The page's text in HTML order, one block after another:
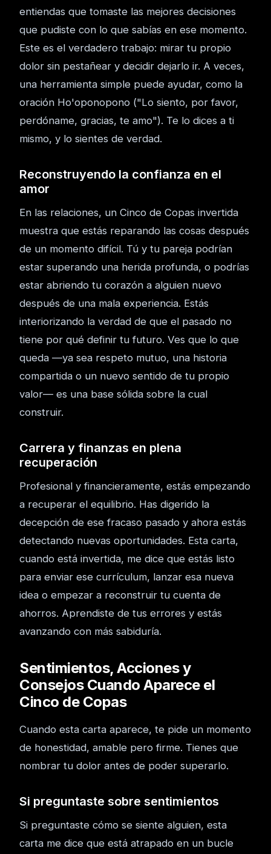
entiendas que tomaste las mejores decisiones
que pudiste con lo que sabías en ese momento.
Este es el verdadero trabajo: mirar tu propio
dolor sin pestañear y decidir dejarlo ir. A veces,
una herramienta simple puede ayudar, como la
oración Ho'oponopono ("Lo siento, por favor,
perdóname, gracias, te amo"). Te lo dices a ti
mismo, y lo sientes de verdad.
Reconstruyendo la confianza en el
amor
En las relaciones, un Cinco de Copas invertida
muestra que estás reparando las cosas después
de un momento difícil. Tú y tu pareja podrían
estar superando una herida profunda, o podrías
estar abriendo tu corazón a alguien nuevo
después de una mala experiencia. Estás
interiorizando la verdad de que el pasado no
tiene por qué definir tu futuro. Ves que lo que
queda —ya sea respeto mutuo, una historia
compartida o un nuevo sentido de tu propio
valor— es una base sólida sobre la cual
construir.
Carrera y finanzas en plena
recuperación
Profesional y financieramente, estás empezando
a recuperar el equilibrio. Has digerido la
decepción de ese fracaso pasado y ahora estás
detectando nuevas oportunidades. Esta carta,
cuando está invertida, me dice que estás listo
para enviar ese currículum, lanzar esa nueva
idea o empezar a reconstruir tu cuenta de
ahorros. Aprendiste de tus errores y estás
avanzando con más sabiduría.
Sentimientos, Acciones y
Consejos Cuando Aparece el
Cinco de Copas
Cuando esta carta aparece, te pide un momento
de honestidad, amable pero firme. Tienes que
nombrar tu dolor antes de poder superarlo.
Si preguntaste sobre sentimientos
Si preguntaste cómo se siente alguien, esta
carta me dice que está atrapado en un bucle